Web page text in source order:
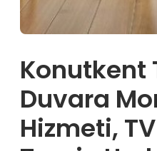
Konutkent
Duvara
Hizmeti,